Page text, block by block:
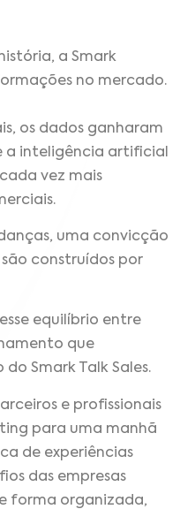
a Smark
no mercado.
os dados ganharam
a inteligência artificial
vez mais
uma convicção
construídos por
equilíbrio entre
que
Smark Talk Sales.
e profissionais
para uma manhã
de experiências
das empresas
forma organizada,